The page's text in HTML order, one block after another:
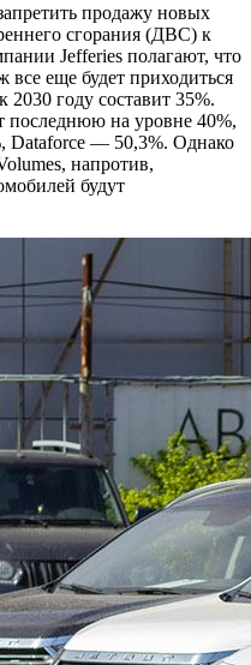
продажу новых
сгорания (ДВС) к
Jefferies полагают, что
еще будет приходиться
году составит 35%.
последнюю на уровне 40%,
Dataforce — 50,3%. Однако
напротив,
будут